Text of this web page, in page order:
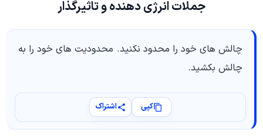
جملات انرژی دهنده و تاثیرگذار
چالش های خود را محدود نکنید. محدودیت های خود را به
چالش بکشید.
کپی اشتراک